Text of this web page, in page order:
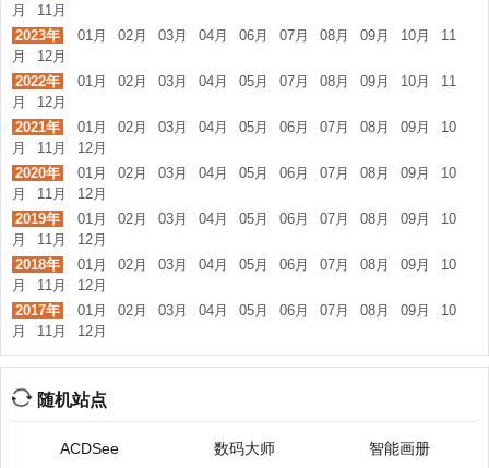
月
11月
2023年
01月 02月 03月 04月 06月 07月 08月 09月 10月
11
月
12月
2022年
01月 02月 03月 04月 05月 07月 08月 09月 10月
11
月
12月
2021年
01月 02月 03月 04月 05月 06月 07月 08月 09月
10
月
11月
12月
2020年
01月 02月 03月 04月 05月 06月 07月 08月 09月
10
月
11月
12月
2019年
01月 02月 03月 04月 05月 06月 07月 08月 09月
10
月
11月
12月
2018年
01月 02月 03月 04月 05月 06月 07月 08月 09月
10
月
11月
12月
2017年
01月 02月 03月 04月 05月 06月 07月 08月 09月
10
月
11月 12月
随机站点
ACDSee 数码大师
智能画册